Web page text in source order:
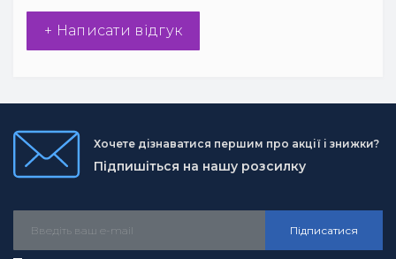
+ Написати відгук
Хочете дізнаватися першим про акції і знижки?
Підпишіться на нашу розсилку
Підписатися